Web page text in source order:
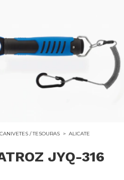
/ TESOURAS > ALICATE
JYQ-316